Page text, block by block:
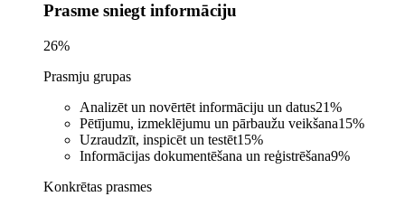
Prasme sniegt informāciju
26%
Prasmju grupas
Analizēt un novērtēt informāciju un datus21%
Pētījumu, izmeklējumu un pārbaužu veikšana15%
Uzraudzīt, inspicēt un testēt15%
Informācijas dokumentēšana un reģistrēšana9%
Konkrētas prasmes